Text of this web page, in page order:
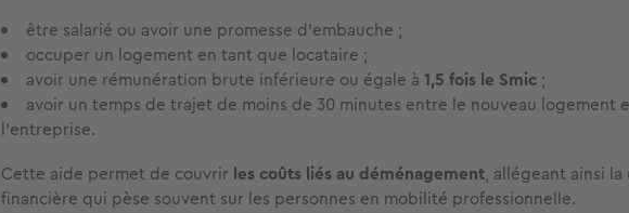
être salarié ou avoir une promesse d’embauche ;
occuper un logement en tant que locataire ;
avoir une rémunération brute inférieure ou égale à 1,5 fois le Smic ;
avoir un temps de trajet de moins de 30 minutes entre le nouveau logement
l’entreprise.
Cette aide permet de couvrir les coûts liés au déménagement, allégeant ainsi la
financière qui pèse souvent sur les personnes en mobilité professionnelle.